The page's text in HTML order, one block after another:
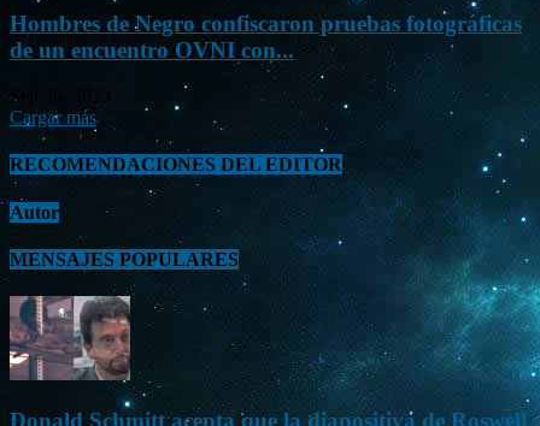
Hombres de Negro confiscaron pruebas fotográficas
de un encuentro OVNI con...
Sep 26, 2023
Cargar más
RECOMENDACIONES DEL EDITOR
Autor
MENSAJES POPULARES
Donald Schmitt acepta que la diapositiva de Roswell